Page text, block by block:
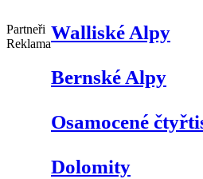
Partneři
Reklama
Walliské Alpy
Bernské Alpy
Osamocené
Dolomity